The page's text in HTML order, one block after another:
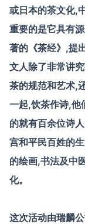
或日本的茶文化,
重要的是它具有
著的《茶经》,提
文人除了非常讲
茶的规范和艺术,
一起,饮茶作诗,他
的就有百余位诗
宫和平民百姓的
的绘画,书法及中
化。
这次活动由瑞麟